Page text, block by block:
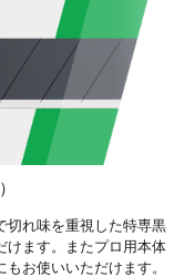
切れ味を重視した特専黒
けます。またプロ用本体
お使いいただけます。